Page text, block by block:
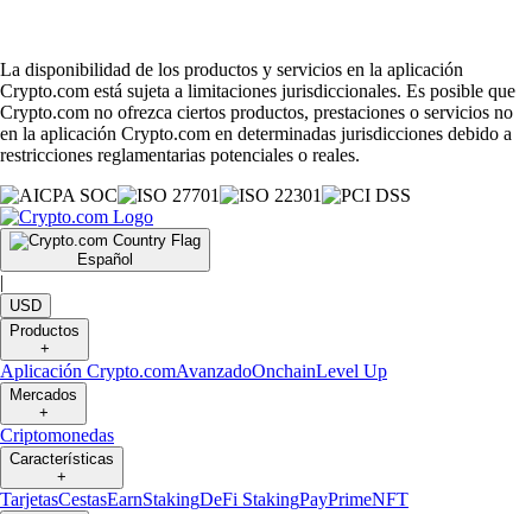
La disponibilidad de los productos y servicios en la aplicación
Crypto.com está sujeta a limitaciones jurisdiccionales. Es posible que
Crypto.com no ofrezca ciertos productos, prestaciones o servicios no
en la aplicación Crypto.com en determinadas jurisdicciones debido a
restricciones reglamentarias potenciales o reales.
Español
|
USD
Productos
+
Aplicación Crypto.comAvanzadoOnchainLevel Up
Mercados
+
Criptomonedas
Características
+
TarjetasCestasEarnStakingDeFi StakingPayPrimeNFT